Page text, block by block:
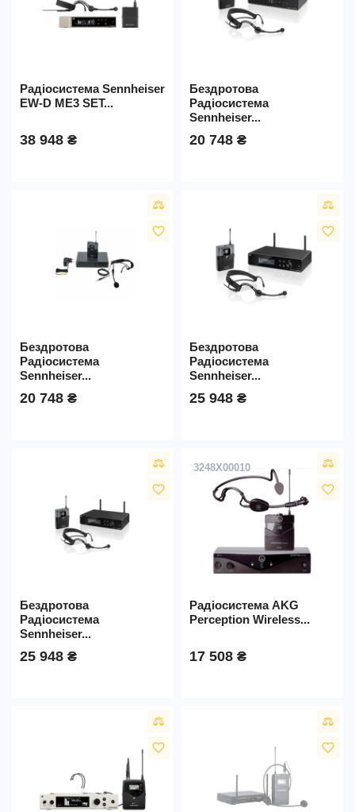
Радіосистема Sennheiser
EW-D ME3 SET...
38 948 ₴
Бездротова
Радіосистема
Sennheiser...
20 748 ₴
favorite_border
Бездротова
Радіосистема
Sennheiser...
20 748 ₴
favorite_border
Бездротова
Радіосистема
Sennheiser...
25 948 ₴
favorite_border
Бездротова
Радіосистема
Sennheiser...
25 948 ₴
3248X00010
favorite_border
Радіосистема AKG
Perception Wireless...
17 508 ₴
favorite_border favorite_border